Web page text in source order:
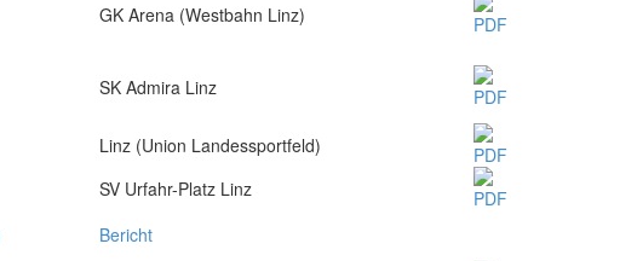
GK Arena (Westbahn Linz)
SK Admira Linz
Linz (Union Landessportfeld)
SV Urfahr-Platz Linz
Bericht